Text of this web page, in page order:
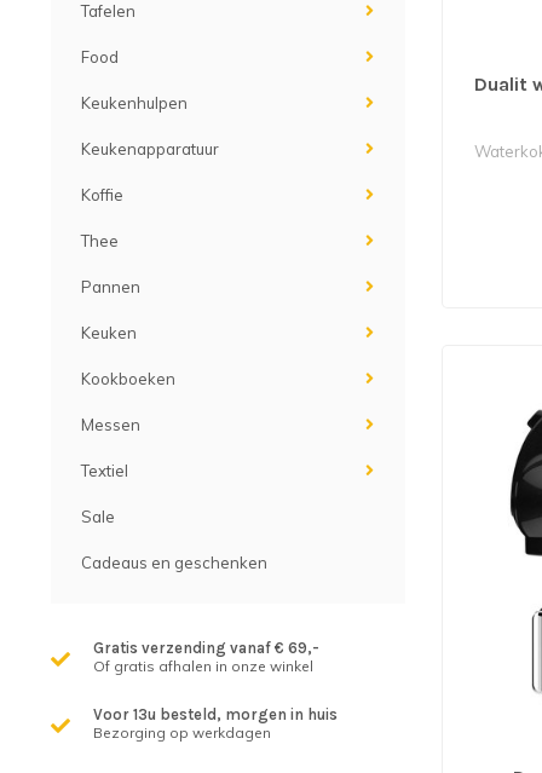
Tafelen
Food
Keukenhulpen
Keukenapparatuur
Koffie
Thee
Pannen
Keuken
Kookboeken
Messen
Textiel
Sale
Cadeaus en geschenken
Gratis verzending vanaf € 69,-
Of gratis afhalen in onze winkel
Voor 13u besteld, morgen in huis
Bezorging op werkdagen
Dualit